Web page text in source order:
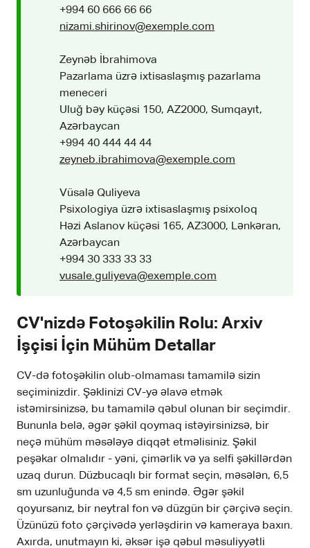
+994 60 666 66 66
nizami.shirinov@exemple.com
Zeynəb İbrahimova
Pazarlama üzrə ixtisaslaşmış pazarlama
meneceri
Uluğ bəy küçəsi 150, AZ2000, Sumqayıt,
Azərbaycan
+994 40 444 44 44
zeyneb.ibrahimova@exemple.com
Vüsalə Quliyeva
Psixologiya üzrə ixtisaslaşmış psixoloq
Həzi Aslanov küçəsi 165, AZ3000, Lənkəran,
Azərbaycan
+994 30 333 33 33
vusale.guliyeva@exemple.com
CV'nizdə Fotoşəkilin Rolu: Arxiv
İşçisi İçin Mühüm Detallar
CV-də fotoşəkilin olub-olmaması tamamilə sizin
seçiminizdir. Şəklinizi CV-yə əlavə etmək
istəmirsinizsə, bu tamamilə qəbul olunan bir seçimdir.
Bununla belə, əgər şəkil qoymaq istəyirsinizsə, bir
neçə mühüm məsələyə diqqət etməlisiniz. Şəkil
peşəkar olmalıdır - yəni, çimərlik və ya selfi şəkillərdən
uzaq durun. Düzbucaqlı bir format seçin, məsələn, 6,5
sm uzunluğunda və 4,5 sm enində. Əgər şəkil
qoyursanız, bir neytral fon və düzgün bir çərçivə seçin.
Üzünüzü foto çərçivədə yerləşdirin və kameraya baxın.
Axırda, unutmayın ki, əksər işə qəbul məsuliyyətli